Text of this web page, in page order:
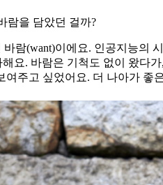
람을 담았던 걸까?
람(want)이에요. 인공지능의
요. 바람은 기척도 없이 왔다
주고 싶었어요. 더 나아가 좋